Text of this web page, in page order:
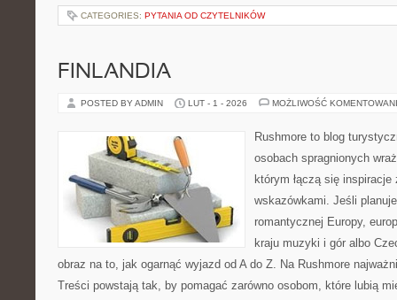
CATEGORIES: PYTANIA OD CZYTELNIKÓW
FINLANDIA
POSTED BY ADMIN LUT - 1 - 2026 MOŻLIWOŚĆ
Rushmore to blog
osobach spragnionych
którym łączą się
wskazówkami. Jeśli
romantycznej Europy,
kraju muzyki i gór albo
obraz na to, jak ogarnąć wyjazd od A do Z. Na Rushmore
Treści powstają tak, by pomagać zarówno osobom, które lubią